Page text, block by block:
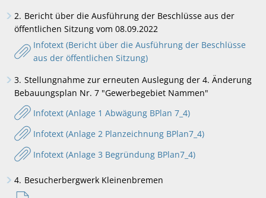
2. Bericht über die Ausführung der Beschlüsse aus der
öffentlichen Sitzung vom 08.09.2022
Infotext (Bericht über die Ausführung der Beschlüsse
aus der öffentlichen Sitzung)
3. Stellungnahme zur erneuten Auslegung der 4. Änderung
Bebauungsplan Nr. 7 "Gewerbegebiet Nammen"
Infotext (Anlage 1 Abwägung BPlan 7_4)
Infotext (Anlage 2 Planzeichnung BPlan7_4)
Infotext (Anlage 3 Begründung BPlan7_4)
4. Besucherbergwerk Kleinenbremen